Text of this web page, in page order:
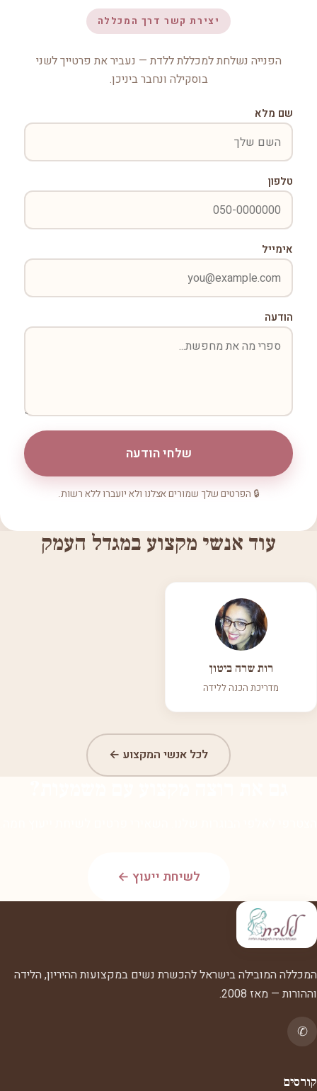
יצירת קשר דרך המכללה
הפנייה נשלחת למכללת ללדת — נעביר את פרטייך לשני
בוסקילה ונחבר ביניכן.
שם מלא
טלפון
אימייל
הודעה
שלחי הודעה
🔒 הפרטים שלך שמורים אצלנו ולא יועברו ללא רשות.
עוד אנשי מקצוע במגדל העמק
רות שרה ביטון
מדריכת הכנה ללידה
לכל אנשי המקצוע ←
לשיחת ייעוץ ←
המכללה המובילה בישראל להכשרת נשים במקצועות ההיריון, הלידה
וההורות — מאז 2008.
✆
קורסים